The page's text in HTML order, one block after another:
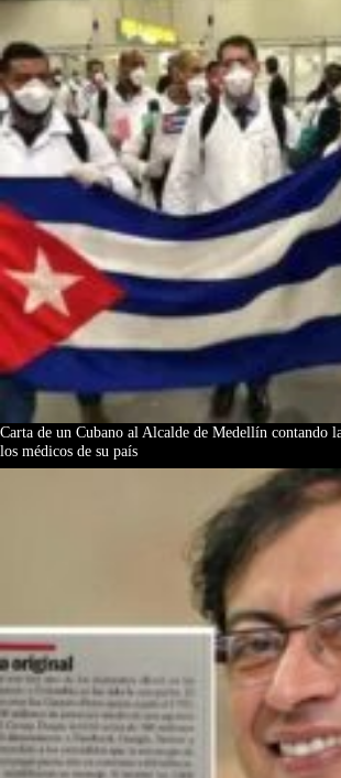
Carta de un Cubano al Alcalde de Medellín contando
los médicos de su país